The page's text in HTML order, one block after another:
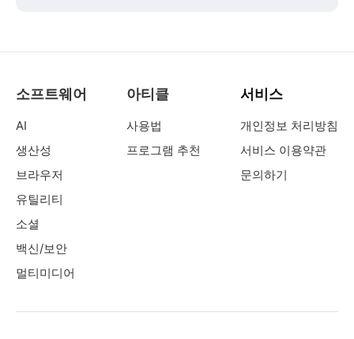
소프트웨어
AI
생산성
브라우저
유틸리티
소셜
백신/보안
멀티미디어
아티클
사용법
프로그램 추천
서비스
개인정보 처리방침
서비스 이용약관
문의하기